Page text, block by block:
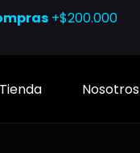
+$200.000
Tienda Nosotros